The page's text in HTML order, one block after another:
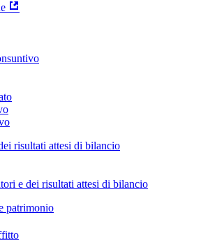
risultati attesi di bilancio
e dei risultati attesi di bilancio
patrimonio